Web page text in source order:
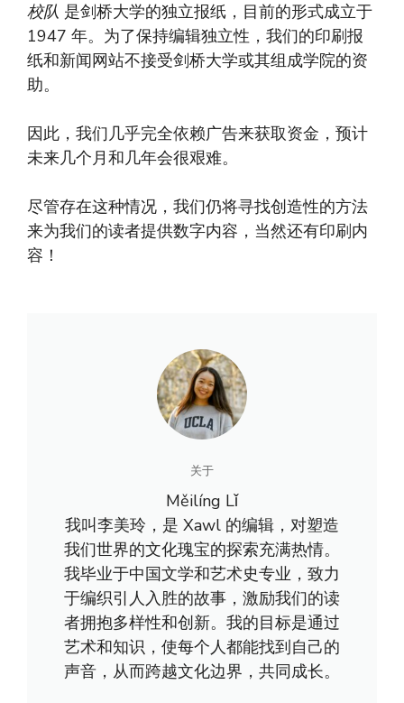
校队 是剑桥大学的独立报纸，目前的形式成立于
1947 年。为了保持编辑独立性，我们的印刷报
纸和新闻网站不接受剑桥大学或其组成学院的资
助。
因此，我们几乎完全依赖广告来获取资金，预计
未来几个月和几年会很艰难。
尽管存在这种情况，我们仍将寻找创造性的方法
来为我们的读者提供数字内容，当然还有印刷内
容！
关于
Měilíng Lǐ
我叫李美玲，是 Xawl 的编辑，对塑造
我们世界的文化瑰宝的探索充满热情。
我毕业于中国文学和艺术史专业，致力
于编织引人入胜的故事，激励我们的读
者拥抱多样性和创新。我的目标是通过
艺术和知识，使每个人都能找到自己的
声音，从而跨越文化边界，共同成长。